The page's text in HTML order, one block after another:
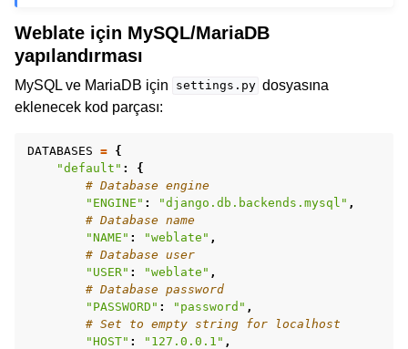
Weblate için MySQL/MariaDB
yapılandırması
MySQL ve MariaDB için settings.py dosyasına
eklenecek kod parçası:
DATABASES = {
"default" :
{
# Database engine
"ENGINE" : "django.db.backends.mysql" ,
# Database name
"NAME" : "weblate" ,
# Database user
"USER" : "weblate" ,
# Database password
"PASSWORD" : "password" ,
# Set to empty string for localhost
"HOST" : "127.0.0.1" ,